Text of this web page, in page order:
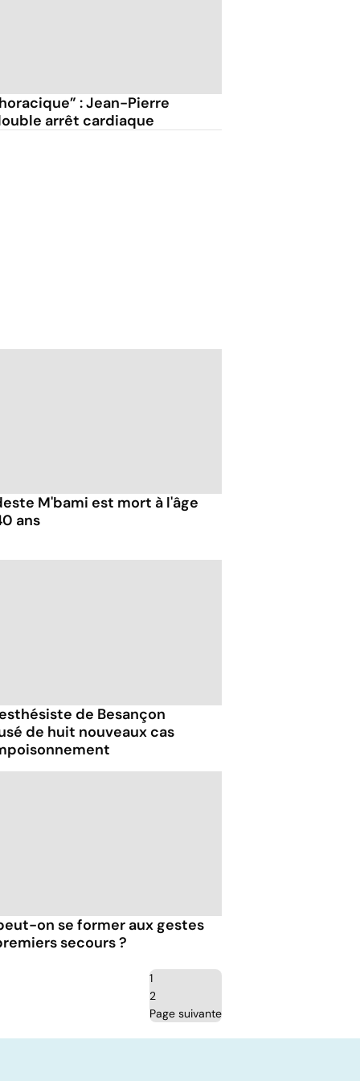
: Jean-Pierre
arrêt cardiaque
M'bami est mort à l'âge
ans
de Besançon
de huit nouveaux cas
on se former aux gestes
secours ?
1
2
Page suivante